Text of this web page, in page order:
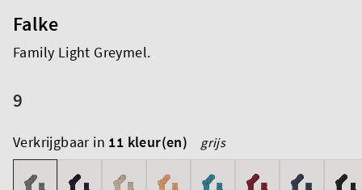
Falke
Family Light Greymel.
9
Verkrijgbaar in 11 kleur(en) grijs